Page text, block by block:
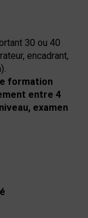
30 ou 40
encadrant,
formation
entre 4
examen